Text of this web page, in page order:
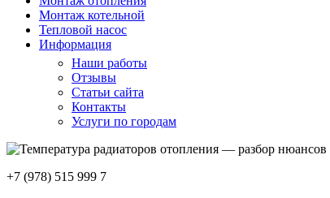
Монтаж котельной
Тепловой насос
Информация
Наши работы
Отзывы
Статьи сайта
Контакты
Услуги по городам
+7 (978) 515 999 7